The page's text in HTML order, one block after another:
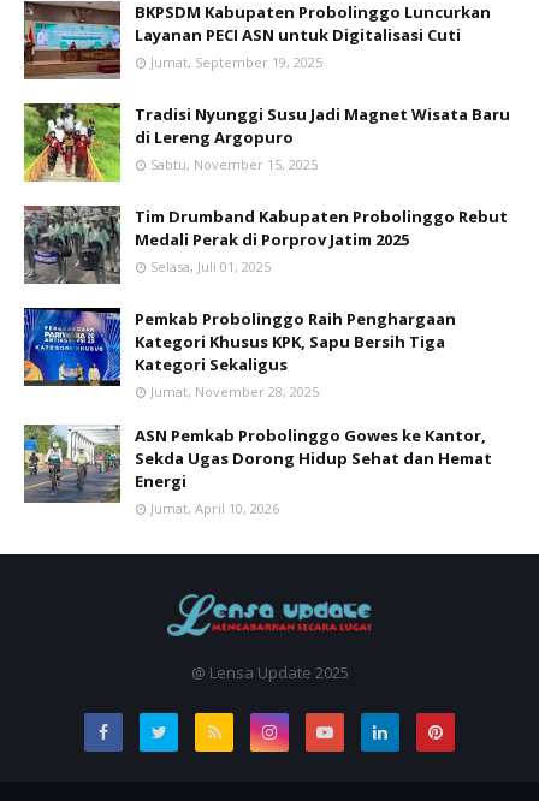
BKPSDM Kabupaten Probolinggo Luncurkan
Layanan PECI ASN untuk Digitalisasi Cuti
Jumat, September 19, 2025
Tradisi Nyunggi Susu Jadi Magnet Wisata Baru
di Lereng Argopuro
Sabtu, November 15, 2025
Tim Drumband Kabupaten Probolinggo Rebut
Medali Perak di Porprov Jatim 2025
Selasa, Juli 01, 2025
Pemkab Probolinggo Raih Penghargaan
Kategori Khusus KPK, Sapu Bersih Tiga
Kategori Sekaligus
Jumat, November 28, 2025
ASN Pemkab Probolinggo Gowes ke Kantor,
Sekda Ugas Dorong Hidup Sehat dan Hemat
Energi
Jumat, April 10, 2026
@ Lensa Update 2025